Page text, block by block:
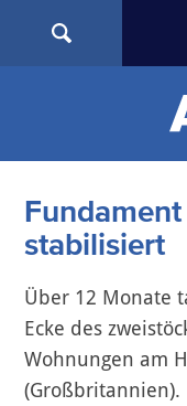
stabilisiert
Über 12 Monate
Ecke des
Wohnungen am
(Großbritannien).